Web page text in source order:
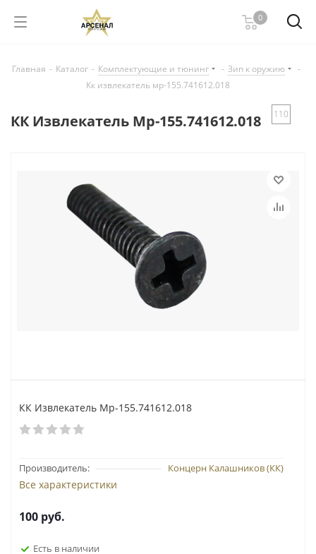
0
Главная - Каталог - Комплектующие и тюнинг - Зип к оружию
-
Кк извлекатель мр-155.741612.018
КК Извлекатель Мр-155.741612.018 110
КК Извлекатель Мр-155.741612.018
Производитель: Концерн Калашников (КК)
Все характеристики
100 руб.
Есть в наличии